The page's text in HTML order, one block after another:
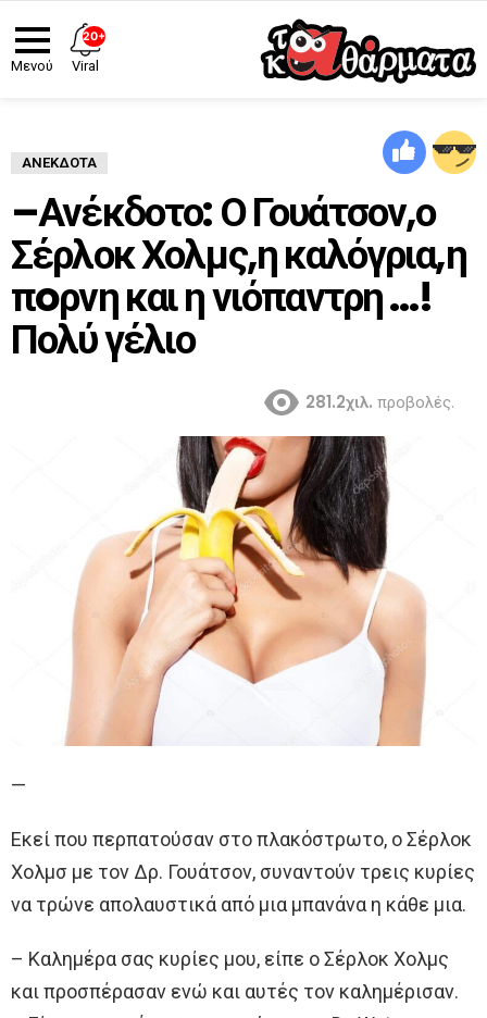
Μενού
ΑΝΈΚΔΟΤΑ
–Ανέκδοτο: Ο Γουάτσον,ο
Σέρλοκ Χολμς,η καλόγρια,η
πoρνη και η νιόπαντρη …!
Πολύ γέλιο
281.2χιλ. προβολές.
—
Εκεί που περπατούσαν στο πλακόστρωτο, ο Σέρλοκ
Χολμσ με τον Δρ. Γουάτσον, συναντούν τρεις κυρίες
να τρώνε απολαυστικά από μια μπανάνα η κάθε μια.
– Καλημέρα σας κυρίες μου, είπε ο Σέρλοκ Χολμς
και προσπέρασαν ενώ και αυτές τον καλημέρισαν.
20+
Viral